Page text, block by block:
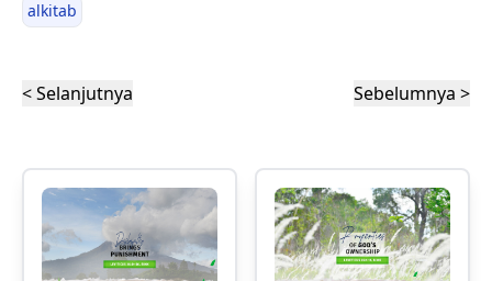
alkitab
< Selanjutnya Sebelumnya >